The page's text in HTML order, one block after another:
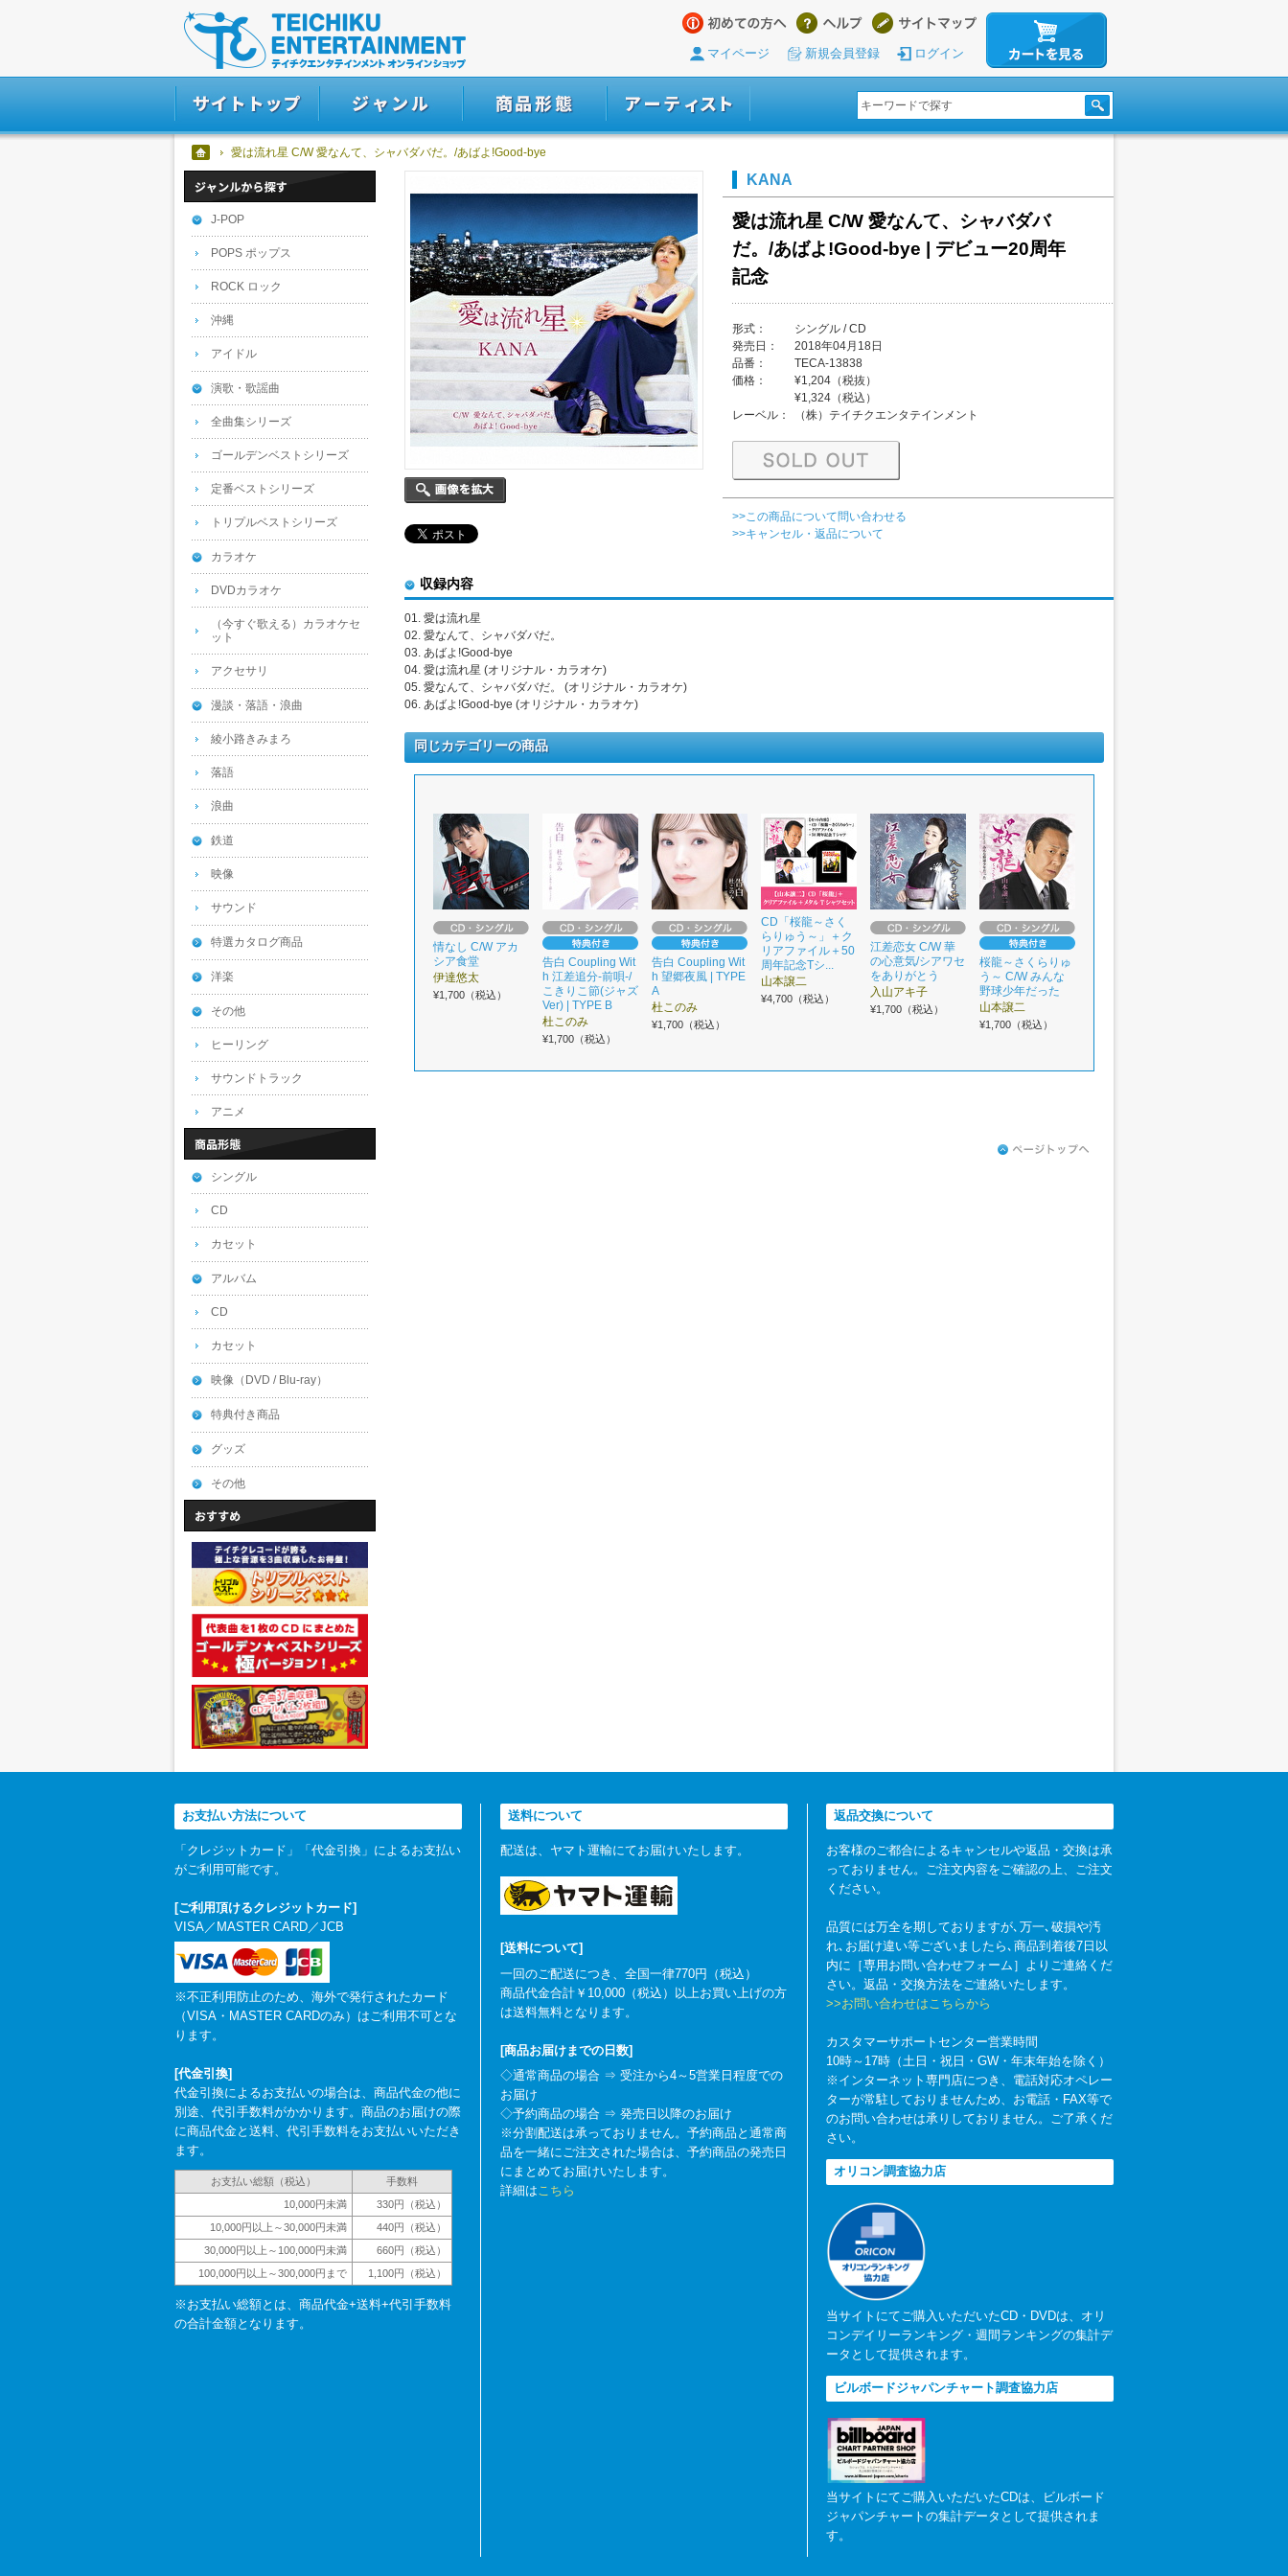
マイページ 新規会員登録 ログイン
愛は流れ星 C/W 愛なんて、シャバダバだ。/あばよ!Good-bye
KANA
愛は流れ星 C/W 愛なんて、シャバダバ
だ。/あばよ!Good-bye | デビュー20周年
記念
形式：
シングル / CD
発売日：
2018年04月18日
品番：
TECA-13838
価格：
¥1,204（税抜）
¥1,324（税込）
レーベル：
（株）テイチクエンタテインメント
>>この商品について問い合わせる
>>キャンセル・返品について
収録内容
01. 愛は流れ星
02. 愛なんて、シャバダバだ。
03. あばよ!Good-bye
04. 愛は流れ星 (オリジナル・カラオケ)
05. 愛なんて、シャバダバだ。 (オリジナル・カラオケ)
06. あばよ!Good-bye (オリジナル・カラオケ)
同じカテゴリーの商品
情なし C/W アカ
シア食堂
伊達悠太
¥1,700（税込）
告白 Coupling Wit
h 江差追分-前唄-/
こきりこ節(ジャズ
Ver) | TYPE B
杜このみ
¥1,700（税込）
告白 Coupling Wit
h 望郷夜風 | TYPE
A
杜このみ
¥1,700（税込）
CD「桜龍～さく
らりゅう～」＋ク
リアファイル＋50
周年記念Tシ...
山本譲二
¥4,700（税込）
江差恋女 C/W 華
の心意気/シアワセ
をありがとう
入山アキ子
¥1,700（税込）
桜龍～さくらりゅ
う～ C/W みんな
野球少年だった
山本譲二
¥1,700（税込）
J-POP
POPS ポップス
ROCK ロック
沖縄
アイドル
演歌・歌謡曲
全曲集シリーズ
ゴールデンベストシリーズ
定番ベストシリーズ
トリプルベストシリーズ
カラオケ
DVDカラオケ
（今すぐ歌える）カラオケセ
ット
アクセサリ
漫談・落語・浪曲
綾小路きみまろ
落語
浪曲
鉄道
映像
サウンド
特選カタログ商品
洋楽
その他
ヒーリング
サウンドトラック
アニメ
シングル
CD
カセット
アルバム
CD
カセット
映像（DVD / Blu-ray）
特典付き商品
グッズ
その他
お支払い方法について
「クレジットカード」「代金引換」によるお支払い
がご利用可能です。
[ご利用頂けるクレジットカード]
VISA／MASTER CARD／JCB
※不正利用防止のため、海外で発行されたカード
（VISA・MASTER CARDのみ）はご利用不可とな
ります。
[代金引換]
代金引換によるお支払いの場合は、商品代金の他に
別途、代引手数料がかかります。商品のお届けの際
に商品代金と送料、代引手数料をお支払いいただき
ます。
お支払い総額（税込）
手数料
10,000円未満
330円（税込）
10,000円以上～30,000円未満
440円（税込）
30,000円以上～100,000円未満
660円（税込）
100,000円以上～300,000円まで
1,100円（税込）
※お支払い総額とは、商品代金+送料+代引手数料
の合計金額となります。
送料について
配送は、ヤマト運輸にてお届けいたします。
[送料について]
一回のご配送につき、全国一律770円（税込）
商品代金合計￥10,000（税込）以上お買い上げの方
は送料無料となります。
[商品お届けまでの日数]
◇通常商品の場合 ⇒ 受注から4～5営業日程度での
お届け
◇予約商品の場合 ⇒ 発売日以降のお届け
※分割配送は承っておりません。予約商品と通常商
品を一緒にご注文された場合は、予約商品の発売日
にまとめてお届けいたします。
詳細はこちら
返品交換について
お客様のご都合によるキャンセルや返品・交換は承
っておりません。ご注文内容をご確認の上、ご注文
ください。
品質には万全を期しておりますが､万一､破損や汚
れ､お届け違い等ございましたら､商品到着後7日以
内に［専用お問い合わせフォーム］よりご連絡くだ
さい。返品・交換方法をご連絡いたします。
>>お問い合わせはこちらから
カスタマーサポートセンター営業時間
10時～17時（土日・祝日・GW・年末年始を除く）
※インターネット専門店につき、電話対応オペレー
ターが常駐しておりませんため、お電話・FAX等で
のお問い合わせは承りしておりません。ご了承くだ
さい。
オリコン調査協力店
当サイトにてご購入いただいたCD・DVDは、オリ
コンデイリーランキング・週間ランキングの集計デ
ータとして提供されます。
ビルボードジャパンチャート調査協力店
当サイトにてご購入いただいたCDは、ビルボード
ジャパンチャートの集計データとして提供されま
す。